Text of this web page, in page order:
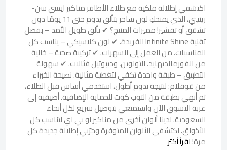
اكتشفي إطلالة ملكية مع طلاء الأظافر مناكير ايسي سن-
رينيتي، الذي يمنحكِ لون ساحر بتألق يدوم حتى 11 يومًا دون
تشقق أو تقشير! مميزات المنتج؟ ✔ تألق طويل الأمد – بفضل
تقنية Infinite Shine الفريدة. ✔ لون كلاسيكي – يناسب كل
المناسبات، من العمل إلى السهرات. ✔ تركيبة صحية – خالية
من الفورمالديهايد، التولوين، وديبوتيل فثالات. ✔ سهولة
التطبيق – طبقة واحدة تكفي لتغطية مثالية. نصيحة الخبراء
من قوقلام: لنتيجة تدوم أطول، استخدمي أساس قبل الطلاء،
ثم أنهي بطبقة من التوب كوت للحماية الإضافية. أضيفيه إلى
عربة التسوق الآن واستمتعي بتوصيل سريع لكل أنحاء
السعودية. لدينا ألوان أخرى من مناكير او بي اي لتناسب كل
الأذواق. اكتشفي الألوان المتوفرة وجرّبي إطلالة جديدة كل
مرة!اقرأ أكثر